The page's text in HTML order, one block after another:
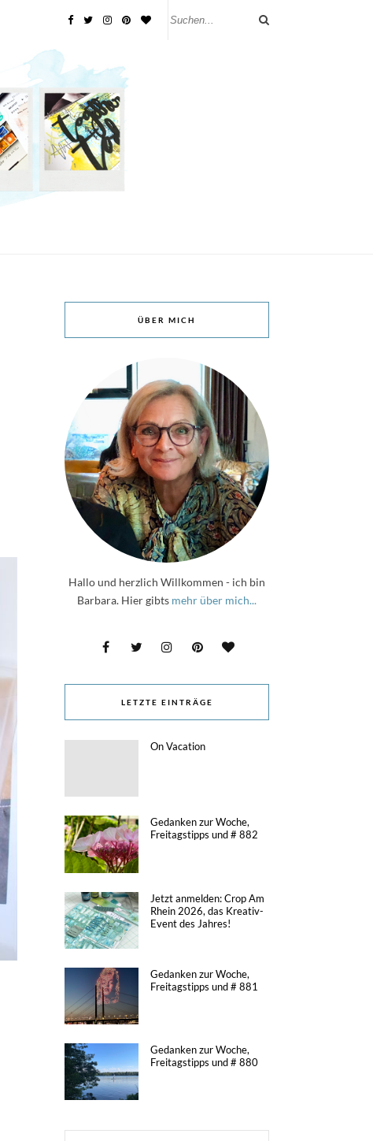
ÜBER MICH
Hallo und herzlich Willkommen - ich bin
Barbara. Hier gibts mehr über mich...
LETZTE EINTRÄGE
On Vacation
Gedanken zur Woche,
Freitagstipps und # 882
Jetzt anmelden: Crop Am
Rhein 2026, das Kreativ-
Event des Jahres!
Gedanken zur Woche,
Freitagstipps und # 881
Gedanken zur Woche,
Freitagstipps und # 880